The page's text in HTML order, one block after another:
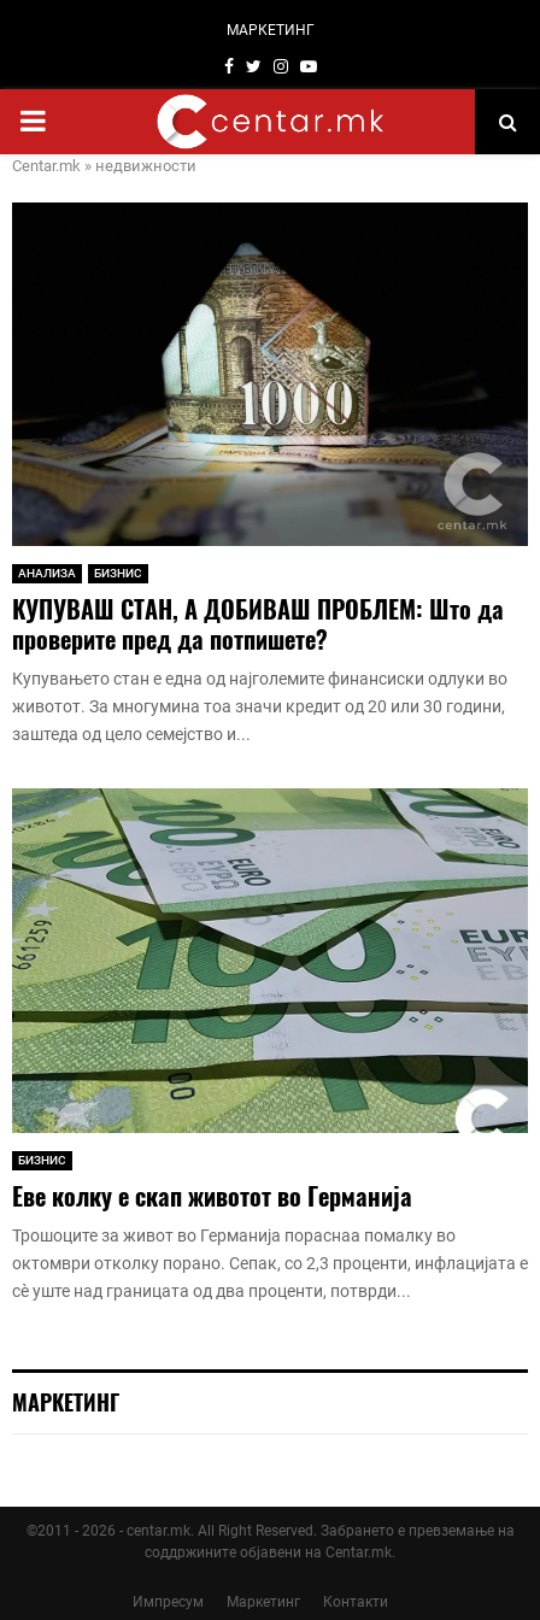
МАРКЕТИНГ
Facebook
TwitterInstagram
Youtube
PRIMARY
Centar.mk » недвижности
АНАЛИЗА БИЗНИС
КУПУВАШ СТАН, А ДОБИВАШ ПРОБЛЕМ: Што да
проверите пред да потпишете?
Купувањето стан е една од најголемите финансиски одлуки во
животот. За многумина тоа значи кредит од 20 или 30 години,
заштеда од цело семејство и...
БИЗНИС
Еве колку е скап животот во Германија
Трошоците за живот во Германија пораснаа помалку во
октомври отколку порано. Сепак, со 2,3 проценти, инфлацијата е
сè уште над границата од два проценти, потврди...
МАРКЕТИНГ
©2011 - 2026 - centar.mk. All Right Reserved. Забрането е превземање на
соддржините објавени на Centar.mk.
Импресум Маркетинг Контакти